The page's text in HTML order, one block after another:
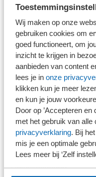
Wij maken op onze
gebruiken cookies om
goed functioneert, om
inzicht te krijgen in
aanbieden van content
lees je in onze
klikken kun je meer
en kun je jouw
Door op ’Accepteren
met het gebruik van
privacyverklaring. Bij
mis je een optimale
Lees meer bij ‘Zelf
Contact
Claudia Bergkamp
Projectmanager